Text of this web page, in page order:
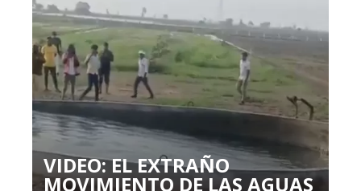
VIDEO: EL EXTRAÑO
MOVIMIENTO DE LAS AGUAS